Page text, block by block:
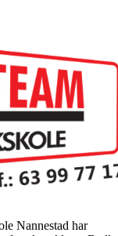
Nannestad har